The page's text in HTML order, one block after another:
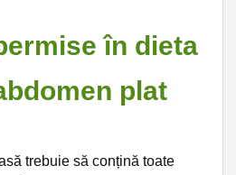
în dieta
plat
trebuie să conțină toate